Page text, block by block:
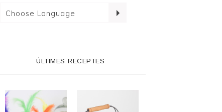
ÚLTIMES RECEPTES